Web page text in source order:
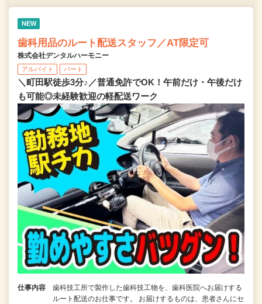
NEW
歯科用品のルート配送スタッフ／AT限定可
株式会社デンタルハーモニー
アルバイト パート
＼町田駅徒歩3分♪／普通免許でOK！午前だけ・午後だけ
も可能◎未経験歓迎の軽配送ワーク
仕事内容
歯科技工所で製作した歯科技工物を、歯科医院へお届けする
ルート配送のお仕事です。 お届けするものは、患者さんにセ